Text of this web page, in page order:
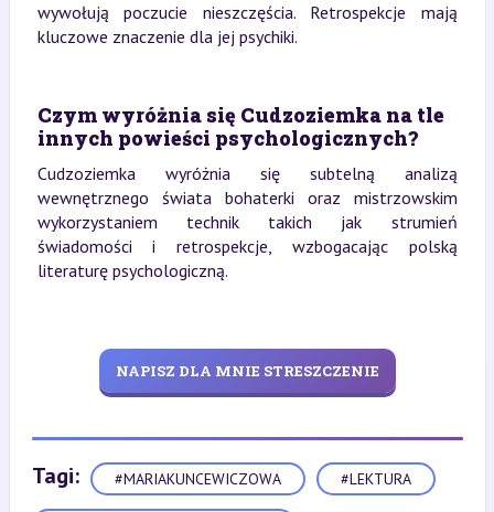
wywołują poczucie nieszczęścia. Retrospekcje mają
kluczowe znaczenie dla jej psychiki.
Czym wyróżnia się Cudzoziemka na tle
innych powieści psychologicznych?
Cudzoziemka wyróżnia się subtelną analizą
wewnętrznego świata bohaterki oraz mistrzowskim
wykorzystaniem technik takich jak strumień
świadomości i retrospekcje, wzbogacając polską
literaturę psychologiczną.
NAPISZ DLA MNIE STRESZCZENIE
Tagi: #MARIAKUNCEWICZOWA #LEKTURA